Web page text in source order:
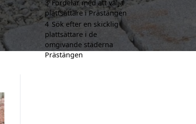
3 Fördelar med att välja
plattsättare i Prästängen
4 Sök efter en skicklig
plattsättare i de
omgivande städerna
Prästängen